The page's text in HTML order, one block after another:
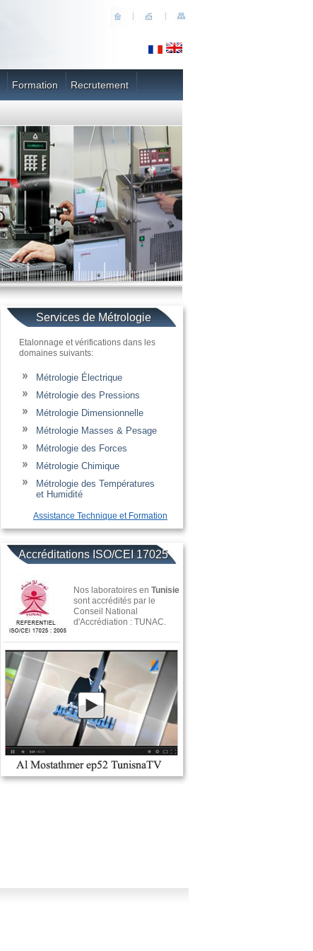
Formation Recrutement
Services de Métrologie
Etalonnage et vérifications dans les
domaines suivants:
Métrologie Électrique
Métrologie des Pressions
Métrologie Dimensionnelle
Métrologie Masses & Pesage
Métrologie des Forces
Métrologie Chimique
Métrologie des Températures
et Humidité
Assistance Technique et Formation
Accréditations ISO/CEI 17025
Nos laboratoires en Tunisie
sont accrédités par le
Conseil National
d'Accrédiation : TUNAC.